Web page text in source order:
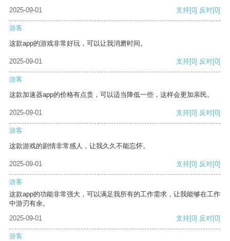
2025-09-01
支持[0] 反对[0]
游客
这款app的游戏非常好玩，可以让我消磨时间。
2025-09-01 支持[0] 反对[0]
游客
这款加速器app的价格有点贵，可以适当降低一些，这样会更加亲民。
2025-09-01 支持[0] 反对[0]
游客
这款游戏的剧情非常感人，让我久久不能忘怀。
2025-09-01 支持[0] 反对[0]
游客
这款app的功能非常强大，可以满足我所有的工作需求，让我能够在工作
中游刃有余。
2025-09-01
支持[0] 反对[0]
游客